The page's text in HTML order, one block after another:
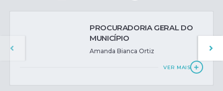
PROCURADORIA GERAL DO
MUNICÍPIO
Amanda Bianca Ortiz
VER MAIS